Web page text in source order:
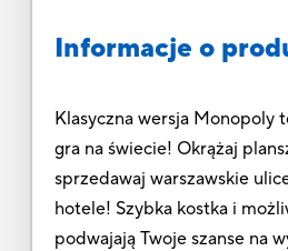
Informacje o
Klasyczna wersja Monopoly
gra na świecie! Okrążaj
sprzedawaj warszawskie
hotele! Szybka kostka i
podwajają Twoje szanse na